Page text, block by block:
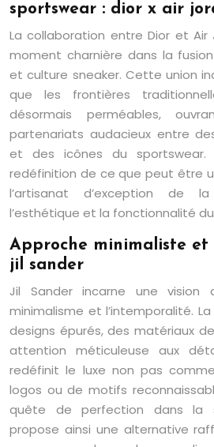
sportswear : dior x air
La collaboration entre Dior et Air
moment charnière dans la
et culture sneaker. Cette union
que les frontières
désormais perméables,
partenariats audacieux entre
et des icônes du
redéfinition de ce que peut être
l’artisanat d’exception de
l’esthétique et la fonctionnalité
Approche minimaliste
jil sander
Jil Sander incarne une
minimalisme et l’intemporalité.
designs épurés, des matériaux
attention méticuleuse aux
redéfinit le luxe non pas
logos ou de motifs
quête de perfection dans la
propose ainsi une alternative